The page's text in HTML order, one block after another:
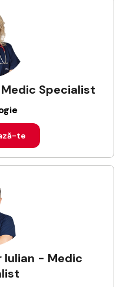
Specialist
te
Iulian - Medic